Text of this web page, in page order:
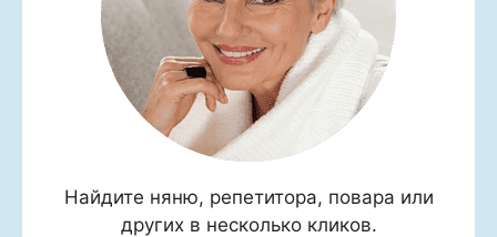
Найдите няню, репетитора, повара или
других в несколько кликов.